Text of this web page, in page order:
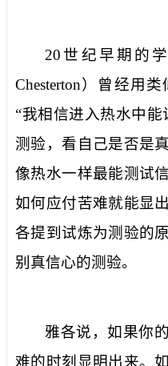
20 世纪早期的
Chesterton） 曾经用类
“我相信进入热水中能
测验，看 自己是否是
像热水一样最能测试
如何应付苦难就能显
各提到试炼为测验的
别 真信心的测验。
雅各说，如果你
难的时刻 显明出来。